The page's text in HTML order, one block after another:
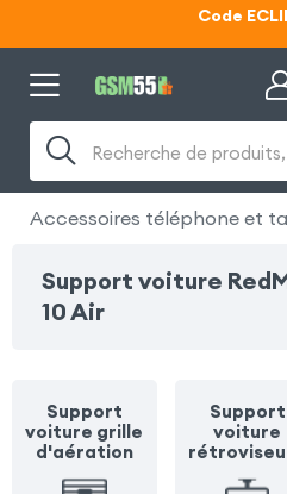
Code
Recherche de
Accessoires téléphone et
Support voiture
10 Air
Support
voiture grille
d'aération
Support
voiture